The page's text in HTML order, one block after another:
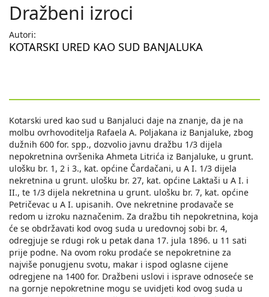
Dražbeni izroci
Autori:
KOTARSKI URED KAO SUD BANJALUKA
Kotarski ured kao sud u Banjaluci daje na znanje, da je na
molbu ovrhovoditelja Rafaela A. Poljakana iz Banjaluke, zbog
dužnih 600 for. spp., dozvolio javnu dražbu 1/3 dijela
nepokretnina ovršenika Ahmeta Litrića iz Banjaluke, u grunt.
ulošku br. 1, 2 i 3., kat. općine Čardačani, u A I. 1/3 dijela
nekretnina u grunt. ulošku br. 27, kat. općine Laktaši u A I. i
II., te 1/3 dijela nekretnina u grunt. ulošku br. 7, kat. općine
Petričevac u A I. upisanih. Ove nekretnine prodavače se
redom u izroku naznačenim. Za dražbu tih nepokretnina, koja
će se obdržavati kod ovog suda u uredovnoj sobi br. 4,
odregjuje se rdugi rok u petak dana 17. jula 1896. u 11 sati
prije podne. Na ovom roku prodaće se nepokretnine za
najviše ponugjenu svotu, makar i ispod oglasne cijene
odregjene na 1400 for. Dražbeni uslovi i isprave odnoseće se
na gornje nepokretnine mogu se uvidjeti kod ovog suda u